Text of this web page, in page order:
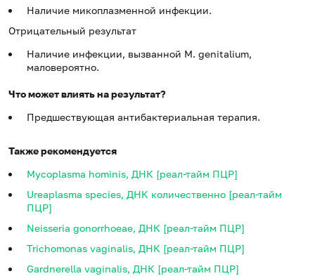
Наличие микоплазменной инфекции.
Отрицательный результат
Наличие инфекции, вызванной M. genitalium,
маловероятно.
Что может влиять на результат?
Предшествующая антибактериальная терапия.
Также рекомендуется
Mycoplasma hominis, ДНК [реал-тайм ПЦР]
Ureaplasma species, ДНК количественно [реал-тайм
ПЦР]
Neisseria gonorrhoeae, ДНК [реал-тайм ПЦР]
Trichomonas vaginalis, ДНК [реал-тайм ПЦР]
Gardnerella vaginalis, ДНК [реал-тайм ПЦР]